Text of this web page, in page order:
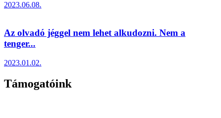
2023.06.08.
Az olvadó jéggel nem lehet alkudozni. Nem a
tenger...
2023.01.02.
Támogatóink